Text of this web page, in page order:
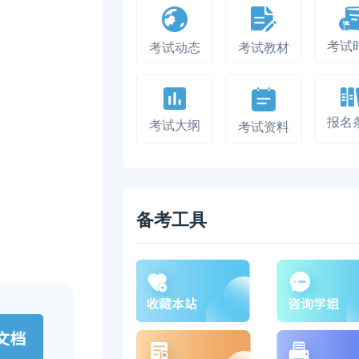
考试动态 考试教材 考试
考试大纲 考试资料 报名
备考工具